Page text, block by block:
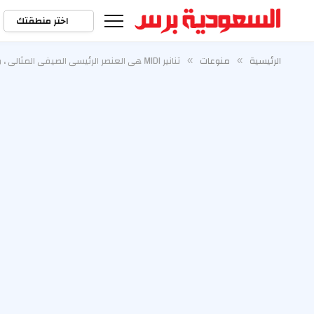
اختر منطقتك
الرئيسية » منوعات » تنانير MIDI هي العنصر الرئيسي الصيفي المثالي ، وهذه الاختيارات الأنيقة تصل إلى 62 ٪